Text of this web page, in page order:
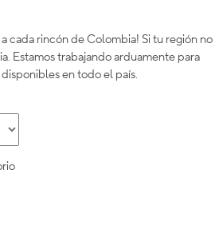
cada rincón de Colombia! Si tu región no
Estamos trabajando arduamente para
en todo el país.